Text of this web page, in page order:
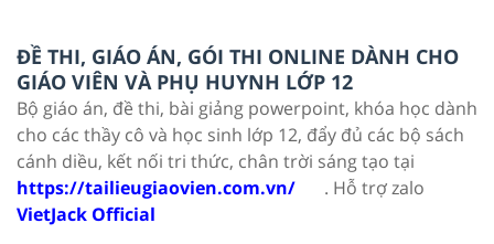
ĐỀ THI, GIÁO ÁN, GÓI THI ONLINE DÀNH CHO
GIÁO VIÊN VÀ PHỤ HUYNH LỚP 12
Bộ giáo án, đề thi, bài giảng powerpoint, khóa học dành
cho các thầy cô và học sinh lớp 12, đẩy đủ các bộ sách
cánh diều, kết nối tri thức, chân trời sáng tạo tại
https://tailieugiaovien.com.vn/
. Hỗ trợ zalo
VietJack Official